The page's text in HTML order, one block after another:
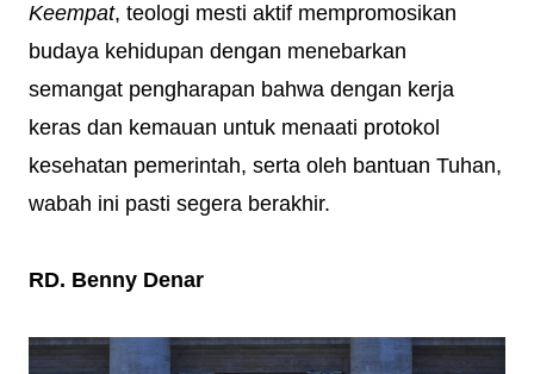
Keempat, teologi mesti aktif mempromosikan
budaya kehidupan dengan menebarkan
semangat pengharapan bahwa dengan kerja
keras dan kemauan untuk menaati protokol
kesehatan pemerintah, serta oleh bantuan Tuhan,
wabah ini pasti segera berakhir.
RD. Benny Denar